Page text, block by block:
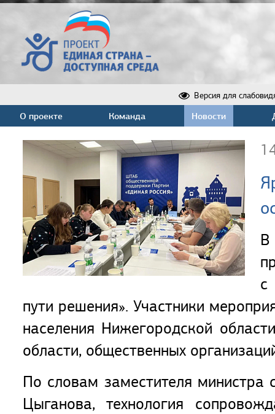
Версия для
О проекте Команда Новости
В
с
пути решения». Участники
населения Нижегородской
области, общественных
По словам заместителя министра
Цыганова, технология